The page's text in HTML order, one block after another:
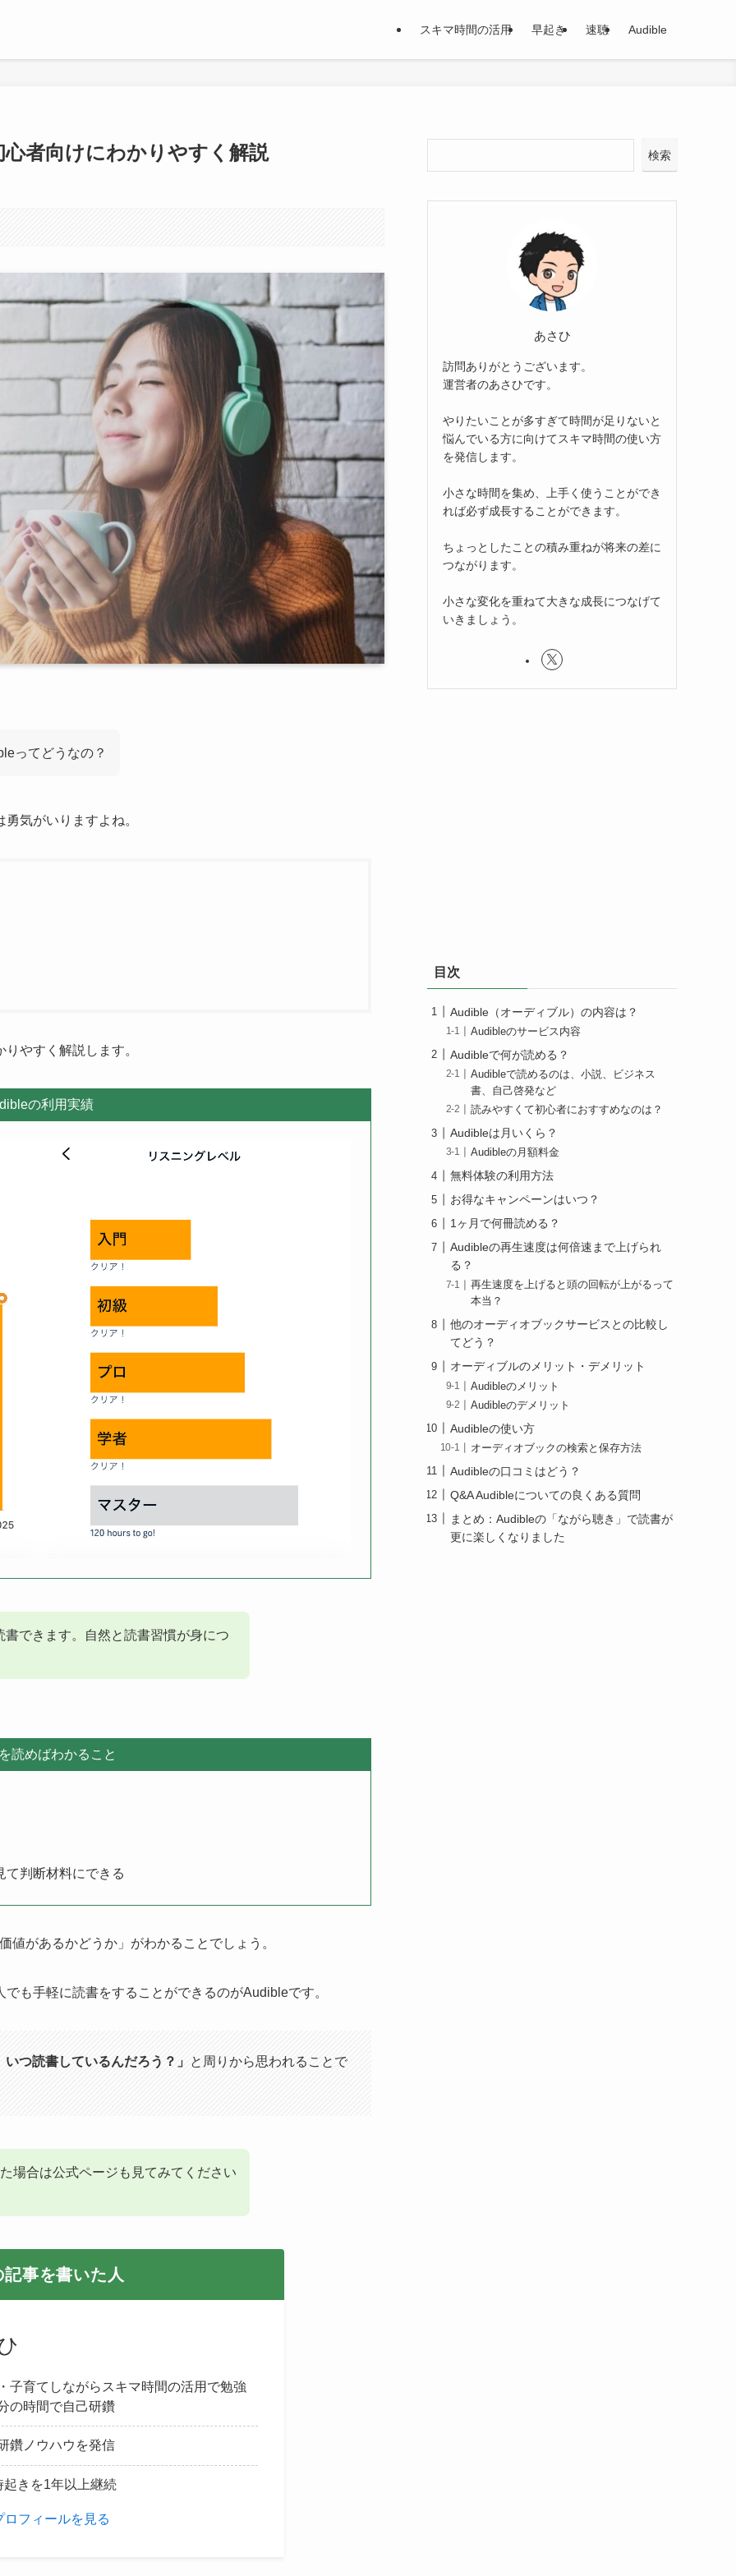
スキマ時間の活用 早起き 速聴 Audible
者向けにわかりやすく解説
ってどうなの？
気がいりますよね。
やすく解説します。
の利用実績
できます。自然と読書習慣が身につ
読めばわかること
て判断材料にできる
があるかどうか」がわかることでしょう。
も手軽に読書をすることができるのがAudibleです。
つ読書しているんだろう？」 と周りから思われることで
場合は公式ページも見てみてください
記事を書いた人
子育てしながらスキマ時間の活用で勉強
の時間で自己研鑽
鑽ノウハウを発信
起きを1年以上継続
ロフィールを見る
検索
あさひ
訪問ありがとうございます。
運営者のあさひです。
やりたいことが多すぎて時間が足りないと
悩んでいる方に向けてスキマ時間の使い方
を発信します。
小さな時間を集め、上手く使うことができ
れば必ず成長することができます。
ちょっとしたことの積み重ねが将来の差に
つながります。
小さな変化を重ねて大きな成長につなげて
いきましょう。
目次
Audible（オーディブル）の内容は？
Audibleのサービス内容
Audibleで何が読める？
Audibleで読めるのは、小説、ビジネス
書、自己啓発など
読みやすくて初心者におすすめなのは？
Audibleは月いくら？
Audibleの月額料金
無料体験の利用方法
お得なキャンペーンはいつ？
1ヶ月で何冊読める？
Audibleの再生速度は何倍速まで上げられ
る？
再生速度を上げると頭の回転が上がるって
本当？
他のオーディオブックサービスとの比較し
てどう？
オーディブルのメリット・デメリット
Audibleのメリット
Audibleのデメリット
Audibleの使い方
オーディオブックの検索と保存方法
Audibleの口コミはどう？
Q&A Audibleについての良くある質問
まとめ：Audibleの「ながら聴き」で読書が
更に楽しくなりました